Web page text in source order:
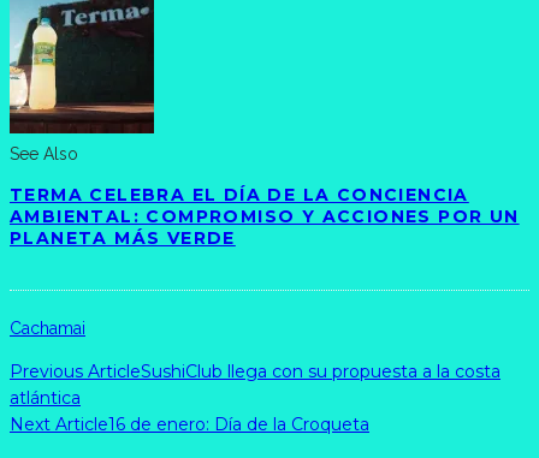
See Also
TERMA CELEBRA EL DÍA DE LA CONCIENCIA
AMBIENTAL: COMPROMISO Y ACCIONES POR UN
PLANETA MÁS VERDE
Cachamai
Previous ArticleSushiClub llega con su propuesta a la costa
atlántica
Next Article16 de enero: Día de la Croqueta